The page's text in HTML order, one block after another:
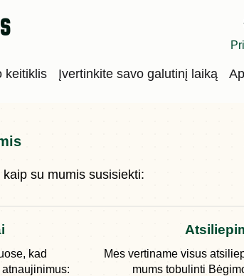
keitiklis Įvertinkite savo galutinį laiką
su mumis susisiekti:
kad
Mes vertiname visus
mums tobulinti